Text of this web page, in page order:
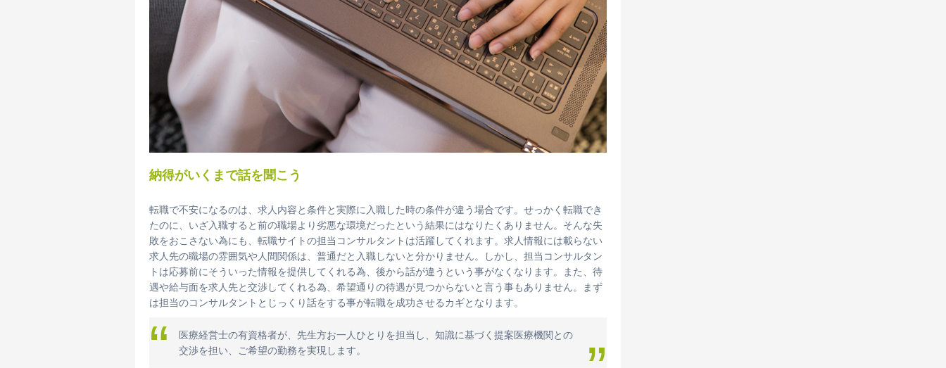
納得がいくまで話を聞こう
転職で不安になるのは、求人内容と条件と実際に入職した時の条件が違う場合です。せっかく転職でき
たのに、いざ入職すると前の職場より劣悪な環境だったという結果にはなりたくありません。そんな失
敗をおこさない為にも、転職サイトの担当コンサルタントは活躍してくれます。求人情報には載らない
求人先の職場の雰囲気や人間関係は、普通だと入職しないと分かりません。しかし、担当コンサルタン
トは応募前にそういった情報を提供してくれる為、後から話が違うという事がなくなります。また、待
遇や給与面を求人先と交渉してくれる為、希望通りの待遇が見つからないと言う事もありません。まず
は担当のコンサルタントとじっくり話をする事が転職を成功させるカギとなります。
医療経営士の有資格者が、先生方お一人ひとりを担当し、知識に基づく提案医療機関との
交渉を担い、ご希望の勤務を実現します。